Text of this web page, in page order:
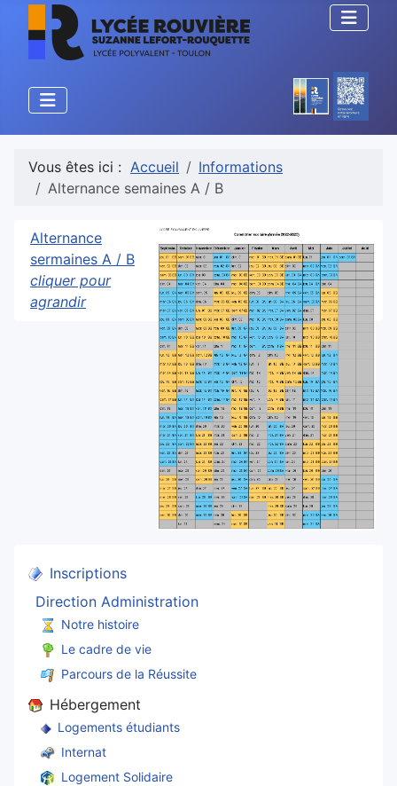
Vous êtes ici : Accueil
Informations
Alternance semaines A / B
Alternance
sermaines A / B
cliquer pour
agrandir
Inscriptions
Direction Administration
Notre histoire
Le cadre de vie
Parcours de la Réussite
Hébergement
Logements étudiants
Internat
Logement Solidaire